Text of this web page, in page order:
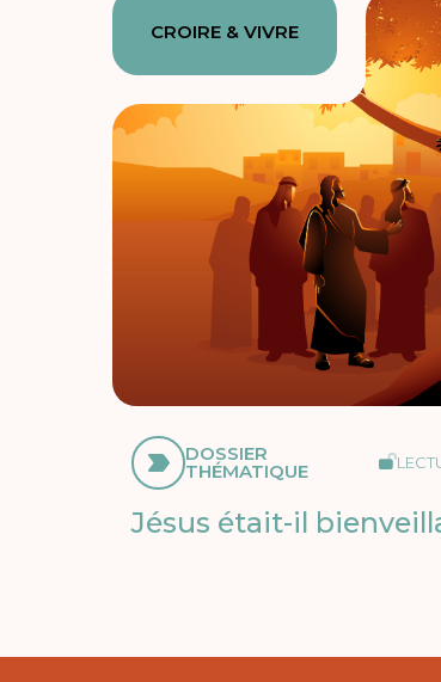
CROIRE & VIVRE
DOSSIER
THÉMATIQUE
Jésus était-il